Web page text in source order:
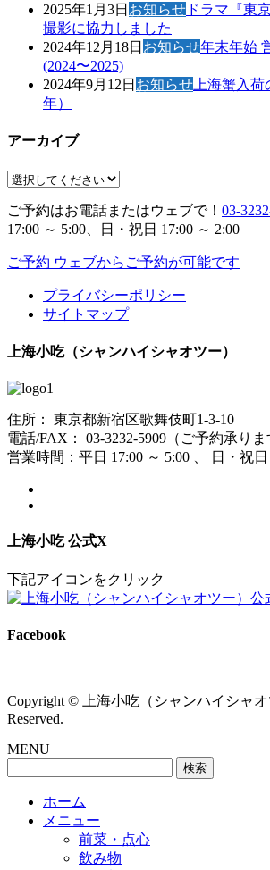
2025年1月3日 お知らせ ドラマ『東
撮影に協力しました
2024年12月18日 お知らせ年末年始
(2024〜2025)
2024年9月12日 お知らせ 上海蟹入
年）
アーカイブ
ご予約はお電話またはウェブで！ 03-
17:00 ～ 5:00、日・祝日 17:00 ～ 2:00
ご予約 ウェブからご予約が可能です
プライバシーポリシー
サイトマップ
上海小吃（シャンハイシャオツー）
住所： 東京都新宿区歌舞伎町1-3-10
電話/FAX： 03-3232-5909（ご予約承りま
営業時間：平日 17:00 ～ 5:00 、 日・祝日
上海小吃 公式X
下記アイコンをクリック
Facebook
Copyright © 上海小吃（シャンハイシャ
Reserved.
MENU
ホーム
メニュー
前菜・点心
飲み物